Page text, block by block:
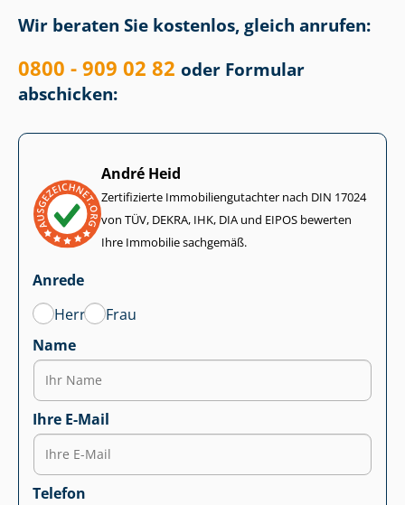
Wir beraten Sie kostenlos, gleich anrufen:
0800 - 909 02 82 oder Formular
abschicken:
André Heid
Zertifizierte Im­mo­bi­li­en­gut­ach­ter nach DIN 17024
von TÜV, DEKRA, IHK, DIA und EIPOS bewerten
Ihre Immobilie sachgemäß.
Anrede
Herr
Frau
Name
Ihre E-Mail
Telefon